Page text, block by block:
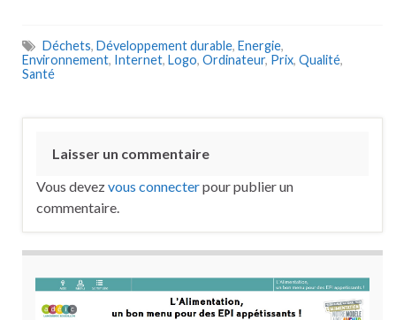
Déchets, Développement durable, Energie,
Environnement, Internet, Logo, Ordinateur, Prix, Qualité,
Santé
Laisser un commentaire
Vous devezvous connecterpour publier un
commentaire.